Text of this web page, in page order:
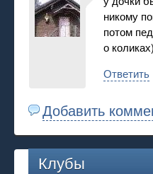
никому
потом
о коликах)
Ответить
Добавить
Клубы